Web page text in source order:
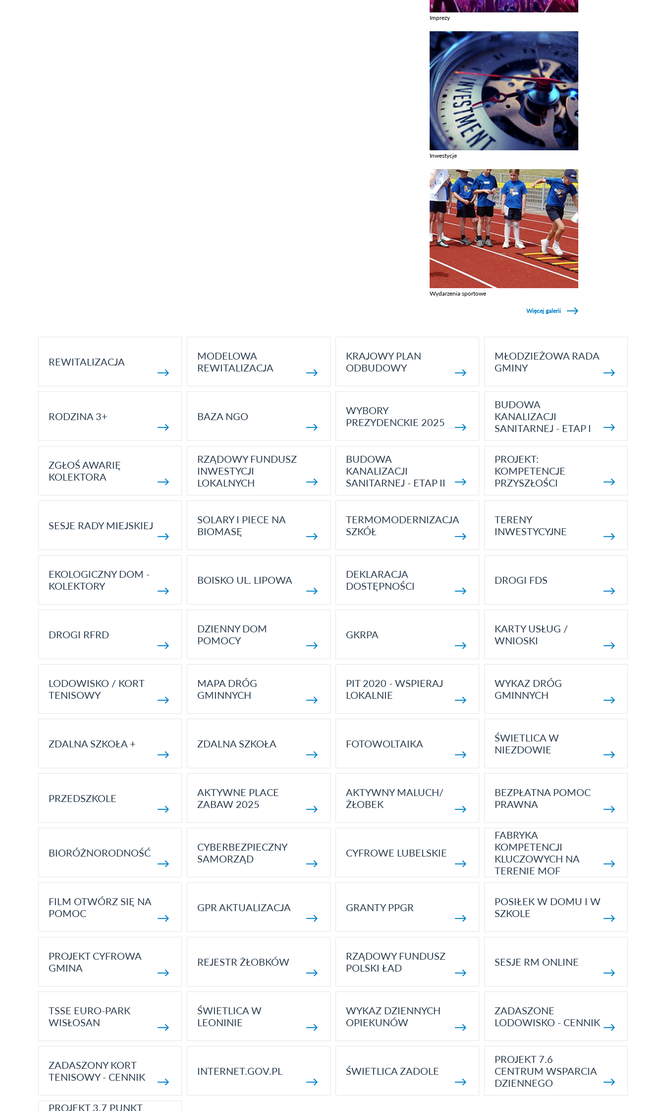
Imprezy
Inwestycje
Wydarzenia sportowe
Więcej galerii
REWITALIZACJA
MODELOWA
REWITALIZACJA
KRAJOWY PLAN
ODBUDOWY
MŁODZIEŻOWA RADA
GMINY
RODZINA 3+ BAZA NGO
WYBORY
PREZYDENCKIE 2025
BUDOWA
KANALIZACJI
SANITARNEJ - ETAP I
ZGŁOŚ AWARIĘ
KOLEKTORA
RZĄDOWY FUNDUSZ
INWESTYCJI
LOKALNYCH
BUDOWA
KANALIZACJI
SANITARNEJ - ETAP II
PROJEKT:
KOMPETENCJE
PRZYSZŁOŚCI
SESJE RADY MIEJSKIEJ
SOLARY I PIECE NA
BIOMASĘ
TERMOMODERNIZACJA
SZKÓŁ
TERENY
INWESTYCYJNE
EKOLOGICZNY DOM -
KOLEKTORY
BOISKO UL. LIPOWA
DEKLARACJA
DOSTĘPNOŚCI
DROGI FDS
DROGI RFRD
DZIENNY DOM
POMOCY
GKRPA
KARTY USŁUG /
WNIOSKI
LODOWISKO / KORT
TENISOWY
MAPA DRÓG
GMINNYCH
PIT 2020 - WSPIERAJ
LOKALNIE
WYKAZ DRÓG
GMINNYCH
ZDALNA SZKOŁA + ZDALNA SZKOŁA FOTOWOLTAIKA
ŚWIETLICA W
NIEZDOWIE
PRZEDSZKOLE
AKTYWNE PLACE
ZABAW 2025
AKTYWNY MALUCH/
ŻŁOBEK
BEZPŁATNA POMOC
PRAWNA
BIORÓŻNORODNOŚĆ
CYBERBEZPIECZNY
SAMORZĄD
CYFROWE LUBELSKIE
FABRYKA
KOMPETENCJI
KLUCZOWYCH NA
TERENIE MOF
FILM OTWÓRZ SIĘ NA
POMOC
GPR AKTUALIZACJA GRANTY PPGR
POSIŁEK W DOMU I W
SZKOLE
PROJEKT CYFROWA
GMINA
REJESTR ŻŁOBKÓW
RZĄDOWY FUNDUSZ
POLSKI ŁAD
SESJE RM ONLINE
TSSE EURO-PARK
WISŁOSAN
ŚWIETLICA W
LEONINIE
WYKAZ DZIENNYCH
OPIEKUNÓW
ZADASZONE
LODOWISKO - CENNIK
ZADASZONY KORT
TENISOWY - CENNIK
INTERNET.GOV.PL ŚWIETLICA ZADOLE
PROJEKT 7.6
CENTRUM WSPARCIA
DZIENNEGO
PROJEKT 3.7 PUNKT